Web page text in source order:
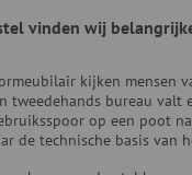
vinden wij
kijken mensen
tweedehands bureau valt
op een poot
de technische basis van